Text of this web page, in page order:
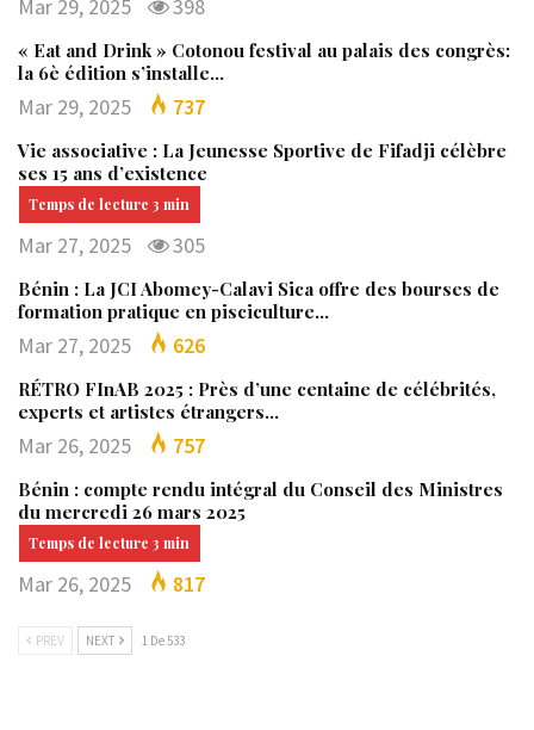
Mar 29, 2025 398
« Eat and Drink » Cotonou festival au palais des congrès:
la 6è édition s’installe…
Mar 29, 2025 737
Vie associative : La Jeunesse Sportive de Fifadji célèbre
ses 15 ans d’existence
Mar 27, 2025 305
Bénin : La JCI Abomey-Calavi Sica offre des bourses de
formation pratique en pisciculture…
Mar 27, 2025 626
RÉTRO FInAB 2025 : Près d’une centaine de célébrités,
experts et artistes étrangers…
Mar 26, 2025 757
Bénin : compte rendu intégral du Conseil des Ministres
du mercredi 26 mars 2025
Mar 26, 2025 817
PREV NEXT 1 De 533